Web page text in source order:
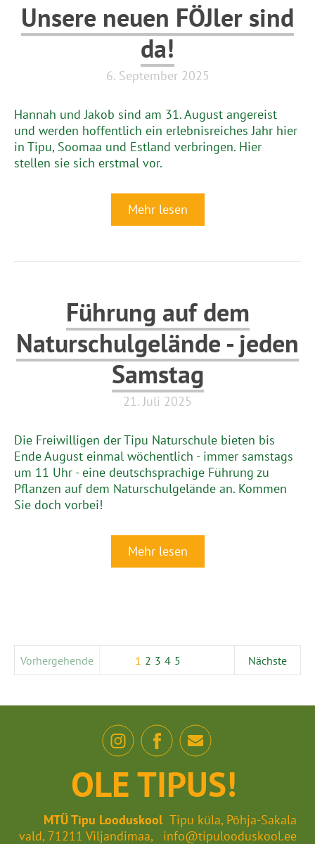
Unsere neuen FÖJler sind
da!
6. September 2025
Hannah und Jakob sind am 31. August angereist
und werden hoffentlich ein erlebnisreiches Jahr hier
in Tipu, Soomaa und Estland verbringen. Hier
stellen sie sich erstmal vor.
Mehr lesen
Führung auf dem
Naturschulgelände - jeden
Samstag
21. Juli 2025
Die Freiwilligen der Tipu Naturschule bieten bis
Ende August einmal wöchentlich - immer samstags
um 11 Uhr - eine deutschsprachige Führung zu
Pflanzen auf dem Naturschulgelände an. Kommen
Sie doch vorbei!
Mehr lesen
Vorhergehende 1 2 3 4 5 Nächste
OLE TIPUS!
MTÜ Tipu Looduskool Tipu küla, Põhja-Sakala
vald, 71211 Viljandimaa, info@tipulooduskool.ee